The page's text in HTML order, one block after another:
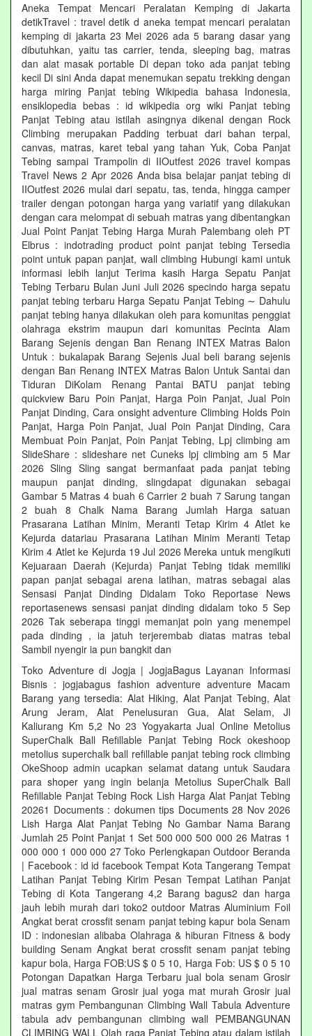
Aneka Tempat Mencari Peralatan Kemping di Jakarta
detikTravel : travel detik d aneka tempat mencari peralatan
kemping di jakarta 23 Mei 2026 ada 5 barang dasar yang
dibutuhkan, yaitu tas carrier, tenda, sleeping bag, matras
dan alat masak portable Di depan toko ada panjat tebing
kecil Di sini Anda dapat menemukan sepatu trekking dengan
harga miring Panjat tebing Wikipedia bahasa Indonesia,
ensiklopedia bebas : id wikipedia org wiki Panjat tebing
Panjat Tebing atau istilah asingnya dikenal dengan Rock
Climbing merupakan Padding terbuat dari bahan terpal,
canvas, matras, karet tebal yang tahan Yuk, Coba Panjat
Tebing sampai Trampolin di IIOutfest 2026 travel kompas
Travel News 2 Apr 2026 Anda bisa belajar panjat tebing di
IIOutfest 2026 mulai dari sepatu, tas, tenda, hingga camper
trailer dengan potongan harga yang variatif yang dilakukan
dengan cara melompat di sebuah matras yang dibentangkan
Jual Point Panjat Tebing Harga Murah Palembang oleh PT
Elbrus : indotrading product point panjat tebing Tersedia
point untuk papan panjat, wall climbing Hubungi kami untuk
informasi lebih lanjut Terima kasih Harga Sepatu Panjat
Tebing Terbaru Bulan Juni Juli 2026 specindo harga sepatu
panjat tebing terbaru Harga Sepatu Panjat Tebing ∼ Dahulu
panjat tebing hanya dilakukan oleh para komunitas penggiat
olahraga ekstrim maupun dari komunitas Pecinta Alam
Barang Sejenis dengan Ban Renang INTEX Matras Balon
Untuk : bukalapak Barang Sejenis Jual beli barang sejenis
dengan Ban Renang INTEX Matras Balon Untuk Santai dan
Tiduran DiKolam Renang Pantai BATU panjat tebing
quickview Baru Poin Panjat, Harga Poin Panjat, Jual Poin
Panjat Dinding, Cara onsight adventure Climbing Holds Poin
Panjat, Harga Poin Panjat, Jual Poin Panjat Dinding, Cara
Membuat Poin Panjat, Poin Panjat Tebing, Lpj climbing am
SlideShare : slideshare net Cuneks lpj climbing am 5 Mar
2026 Sling Sling sangat bermanfaat pada panjat tebing
maupun panjat dinding, slingdapat digunakan sebagai
Gambar 5 Matras 4 buah 6 Carrier 2 buah 7 Sarung tangan
2 buah 8 Chalk Nama Barang Jumlah Harga satuan
Prasarana Latihan Minim, Meranti Tetap Kirim 4 Atlet ke
Kejurda datariau Prasarana Latihan Minim Meranti Tetap
Kirim 4 Atlet ke Kejurda 19 Jul 2026 Mereka untuk mengikuti
Kejuaraan Daerah (Kejurda) Panjat Tebing tidak memiliki
papan panjat sebagai arena latihan, matras sebagai alas
Sensasi Panjat Dinding Didalam Toko Reportase News
reportasenews sensasi panjat dinding didalam toko 5 Sep
2026 Tak seberapa tinggi memanjat poin yang menempel
pada dinding , ia jatuh terjerembab diatas matras tebal
Sambil nyengir ia pun bangkit dan
Toko Adventure di Jogja | JogjaBagus Layanan Informasi
Bisnis : jogjabagus fashion adventure adventure Macam
Barang yang tersedia: Alat Hiking, Alat Panjat Tebing, Alat
Arung Jeram, Alat Penelusuran Gua, Alat Selam, Jl
Kaliurang Km 5,2 No 23 Yogyakarta Jual Online Metolius
SuperChalk Ball Refillable Panjat Tebing Rock okeshoop
metolius superchalk ball refillable panjat tebing rock climbing
OkeShoop admin ucapkan selamat datang untuk Saudara
para shoper yang ingin belanja Metolius SuperChalk Ball
Refillable Panjat Tebing Rock Lish Harga Alat Panjat Tebing
20261 Documents : dokumen tips Documents 28 Nov 2026
Lish Harga Alat Panjat Tebing No Gambar Nama Barang
Jumlah 25 Point Panjat 1 Set 500 000 500 000 26 Matras 1
000 000 1 000 000 27 Toko Perlengkapan Outdoor Beranda
| Facebook : id id facebook Tempat Kota Tangerang Tempat
Latihan Panjat Tebing Kirim Pesan Tempat Latihan Panjat
Tebing di Kota Tangerang 4,2 Barang bagus2 dan harga
jauh lebih murah dari toko2 outdoor Matras Aluminium Foil
Angkat berat crossfit senam panjat tebing kapur bola Senam
ID : indonesian alibaba Olahraga & hiburan Fitness & body
building Senam Angkat berat crossfit senam panjat tebing
kapur bola, Harga FOB:US $ 0 5 10, Harga Fob: US $ 0 5 10
Potongan Dapatkan Harga Terbaru jual bola senam Grosir
jual matras senam Grosir jual yoga mat murah Grosir jual
matras gym Pembangunan Climbing Wall Tabula Adventure
tabula adv pembangunan climbing wall PEMBANGUNAN
CLIMBING WALL Olah raga Panjat Tebing atau dalam istilah